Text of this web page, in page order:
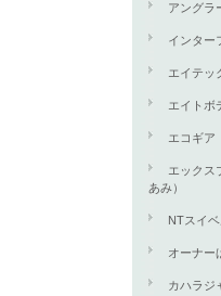
アングラ
インター
エイテッ
エイトボ
エコギア
エックス
あみ）
NTスイ
オーナー
カハラジ